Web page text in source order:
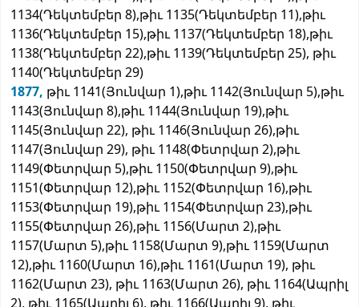
1134(Դեկտեմբեր 8),թիւ 1135(Դեկտեմբեր 11),թիւ
1136(Դեկտեմբեր 15),թիւ 1137(Դեկտեմբեր 18),թիւ
1138(Դեկտեմբեր 22),թիւ 1139(Դեկտեմբեր 25), թիւ
1140(Դեկտեմբեր 29)
1877, թիւ 1141(Յունվար 1),թիւ 1142(Յունվար 5),թիւ
1143(Յունվար 8),թիւ 1144(Յունվար 19),թիւ
1145(Յունվար 22), թիւ 1146(Յունվար 26),թիւ
1147(Յունվար 29), թիւ 1148(Փետրվար 2),թիւ
1149(Փետրվար 5),թիւ 1150(Փետրվար 9),թիւ
1151(Փետրվար 12),թիւ 1152(Փետրվար 16),թիւ
1153(Փետրվար 19),թիւ 1154(Փետրվար 23),թիւ
1155(Փետրվար 26),թիւ 1156(Մարտ 2),թիւ
1157(Մարտ 5),թիւ 1158(Մարտ 9),թիւ 1159(Մարտ
12),թիւ 1160(Մարտ 16),թիւ 1161(Մարտ 19), թիւ
1162(Մարտ 23), թիւ 1163(Մարտ 26), թիւ 1164(Ապրիլ